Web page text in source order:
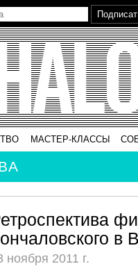
МАСТЕР-КЛАССЫ
в
ноября 2011 г.